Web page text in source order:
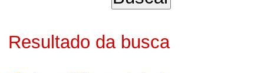
Resultado da busca